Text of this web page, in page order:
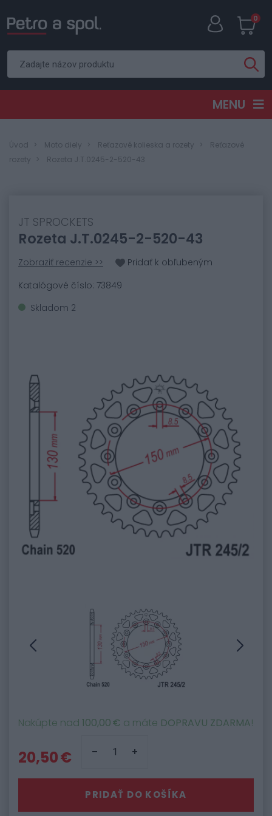
0
MENU
Úvod Moto diely Reťazové kolieska a rozety
Reťazové
rozety
Rozeta J.T.0245-2-520-43
JT SPROCKETS
Rozeta J.T.0245-2-520-43
Zobraziť recenzie >>
Pridať k obľubeným
Katalógové číslo: 73849
Skladom 2
Nakúpte nad 100,00 € a máte DOPRAVU ZDARMA!
20,50 €
PRIDAŤ DO KOŠÍKA